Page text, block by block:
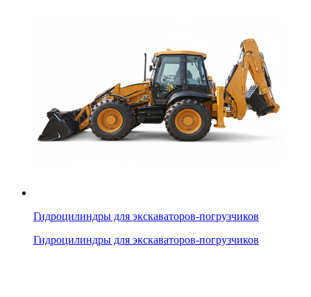
Гидроцилиндры для экскаваторов-погрузчиков
Гидроцилиндры для экскаваторов-погрузчиков